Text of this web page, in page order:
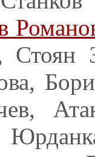
Стоян